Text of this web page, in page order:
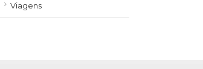
Viagens